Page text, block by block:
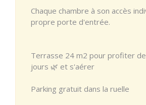
Chaque chambre à son accès
propre porte d'entrée.
Terrasse 24 m2 pour profiter
jours 🌿 et s'aérer
Parking gratuit dans la ruelle